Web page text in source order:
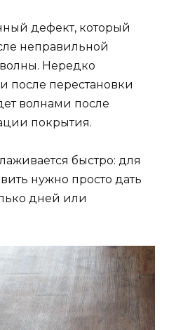
дефект, который
неправильной
Нередко
после перестановки
волнами после
покрытия.
быстро: для
нужно просто дать
дней или